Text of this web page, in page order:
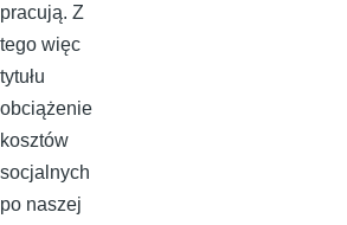
pracują. Z
tego więc
tytułu
obciążenie
kosztów
socjalnych
po naszej